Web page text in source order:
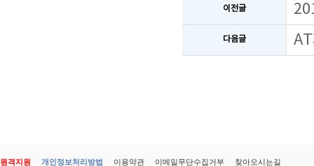
이전글
다음글
원격지원 개인정보처리방법 이용약관 이메일무단수집거부 찾아오시는길